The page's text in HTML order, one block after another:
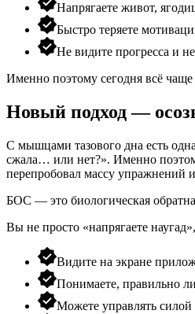
Напрягаете живот,
Быстро теряете
Не видите прогресса и
Именно поэтому сегодня всё
Новый подход —
С мышцами тазового дна есть
сжала… или нет?». Именно
перепробовал массу упражнений
БОС — это биологическая
Вы не просто «напрягаете
Видите на экране
Понимаете, правильно
Можете управлять